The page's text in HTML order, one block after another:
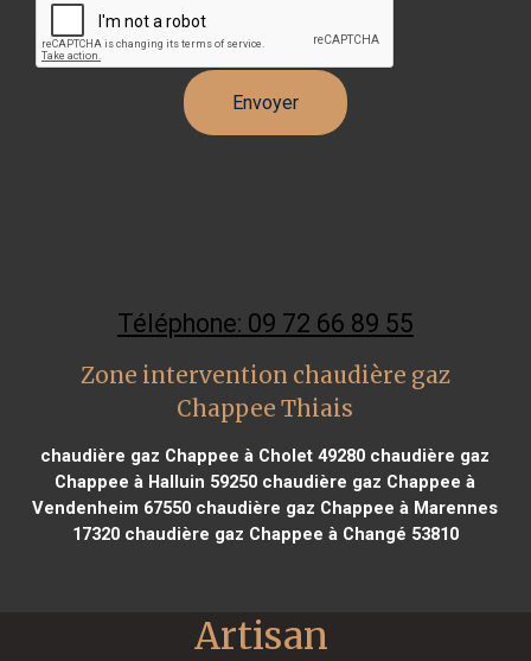
Téléphone: 09 72 66 89 55
Zone intervention chaudière gaz
Chappee Thiais
chaudière gaz Chappee à Cholet 49280 chaudière gaz
Chappee à Halluin 59250 chaudière gaz Chappee à
Vendenheim 67550 chaudière gaz Chappee à Marennes
17320chaudière gaz Chappee à Changé 53810
Artisan